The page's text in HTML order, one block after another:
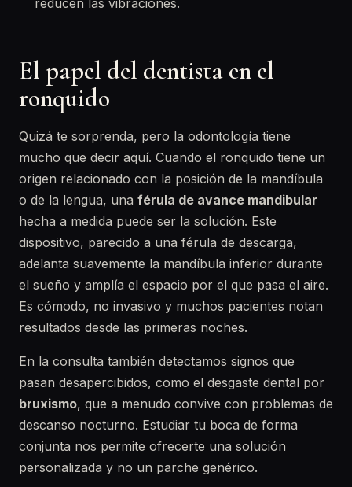
reducen las vibraciones.
El papel del dentista en el
ronquido
Quizá te sorprenda, pero la odontología tiene
mucho que decir aquí. Cuando el ronquido tiene un
origen relacionado con la posición de la mandíbula
o de la lengua, una férula de avance mandibular
hecha a medida puede ser la solución. Este
dispositivo, parecido a una férula de descarga,
adelanta suavemente la mandíbula inferior durante
el sueño y amplía el espacio por el que pasa el aire.
Es cómodo, no invasivo y muchos pacientes notan
resultados desde las primeras noches.
En la consulta también detectamos signos que
pasan desapercibidos, como el desgaste dental por
bruxismo, que a menudo convive con problemas de
descanso nocturno. Estudiar tu boca de forma
conjunta nos permite ofrecerte una solución
personalizada y no un parche genérico.